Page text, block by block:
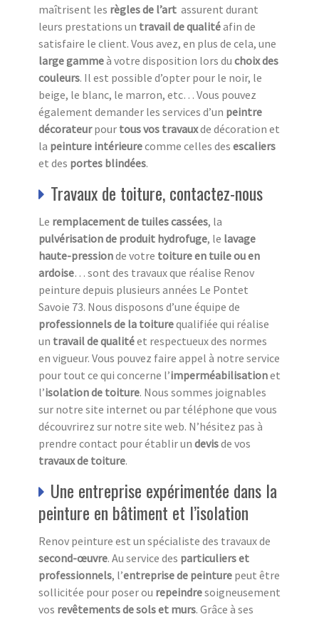
maîtrisent les règles de l’art assurent durant
leurs prestations un travail de qualitéafin de
satisfaire le client. Vous avez, en plus de cela, une
large gammeà votre disposition lors du choix des
couleurs. Il est possible d’opter pour le noir, le
beige, le blanc, le marron, etc… Vous pouvez
également demander les services d’un peintre
décorateurpour tous vos travauxde décoration et
la peinture intérieurecomme celles des escaliers
et des portes blindées.
Travaux de toiture, contactez-nous
Le remplacement de tuiles cassées, la
pulvérisation de produit hydrofuge, le lavage
haute-pressionde votre toiture en tuile ou en
ardoise… sont des travaux que réalise Renov
peinture depuis plusieurs années Le Pontet
Savoie 73. Nous disposons d’une équipe de
professionnels de la toiturequalifiée qui réalise
un travail de qualitéet respectueux des normes
en vigueur. Vous pouvez faire appel à notre service
pour tout ce qui concerne l’imperméabilisationet
l’isolationde toiture. Nous sommes joignables
sur notre site internet ou par téléphone que vous
découvrirez sur notre site web. N’hésitez pas à
prendre contact pour établir un devisde vos
travaux de toiture.
Une entreprise expérimentée dans la
peinture en bâtiment et l’isolation
Renov peinture est un spécialiste des travaux de
second-œuvre. Au service des particuliers et
professionnels, l’entreprise de peinture peut être
sollicitée pour poser ou repeindresoigneusement
vos revêtements de sols et murs. Grâce à ses